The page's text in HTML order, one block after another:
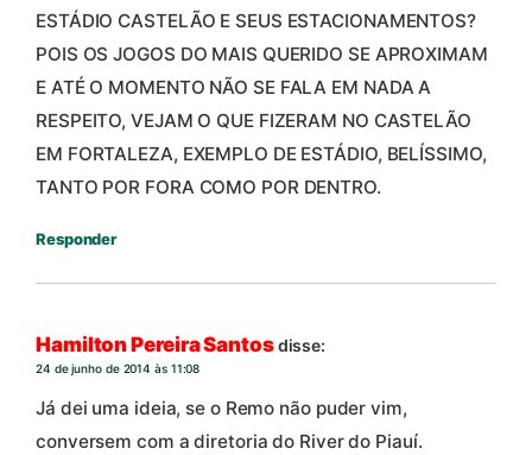
ESTÁDIO CASTELÃO E SEUS ESTACIONAMENTOS?
POIS OS JOGOS DO MAIS QUERIDO SE APROXIMAM
E ATÉ O MOMENTO NÃO SE FALA EM NADA A
RESPEITO, VEJAM O QUE FIZERAM NO CASTELÃO
EM FORTALEZA, EXEMPLO DE ESTÁDIO, BELÍSSIMO,
TANTO POR FORA COMO POR DENTRO.
Responder
Hamilton Pereira Santosdisse:
24 de junho de 2014 às 11:08
Já dei uma ideia, se o Remo não puder vim,
conversem com a diretoria do River do Piauí.